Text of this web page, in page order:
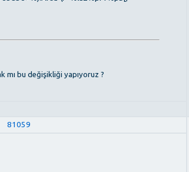
mı bu değişikliği yapıyoruz ?
81059